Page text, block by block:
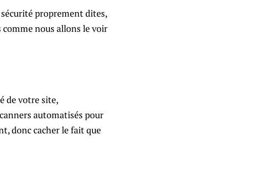
sécurité proprement dites,
comme nous allons le voir
de votre site,
automatisés pour
donc cacher le fait que